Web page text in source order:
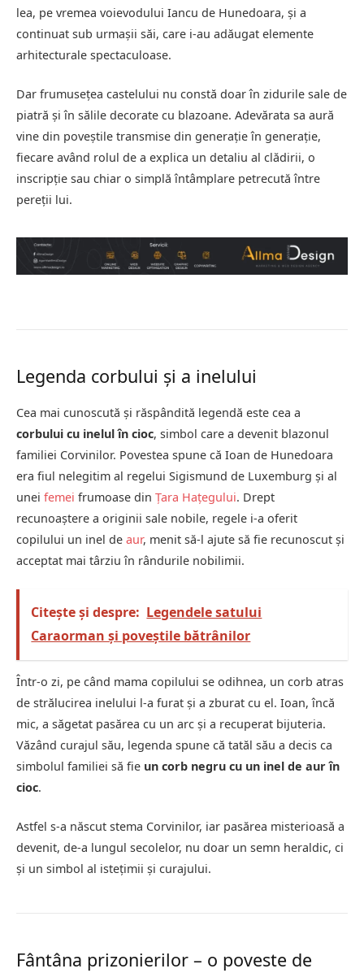
lea, pe vremea voievodului Iancu de Hunedoara, și a
continuat sub urmașii săi, care i-au adăugat elemente
arhitecturale spectaculoase.
Dar frumusețea castelului nu constă doar în zidurile sale de
piatră și în sălile decorate cu blazoane. Adevărata sa aură
vine din poveștile transmise din generație în generație,
fiecare având rolul de a explica un detaliu al clădirii, o
inscripție sau chiar o simplă întâmplare petrecută între
pereții lui.
Legenda corbului și a inelului
Cea mai cunoscută și răspândită legendă este cea a
corbului cu inelul în cioc, simbol care a devenit blazonul
familiei Corvinilor. Povestea spune că Ioan de Hunedoara
era fiul nelegitim al regelui Sigismund de Luxemburg și al
unei femei frumoase din Țara Hațegului. Drept
recunoaștere a originii sale nobile, regele i-a oferit
copilului un inel de aur, menit să-l ajute să fie recunoscut și
acceptat mai târziu în rândurile nobilimii.
Citește și despre: Legendele satului
Caraorman și poveștile bătrânilor
Într-o zi, pe când mama copilului se odihnea, un corb atras
de strălucirea inelului l-a furat și a zburat cu el. Ioan, încă
mic, a săgetat pasărea cu un arc și a recuperat bijuteria.
Văzând curajul său, legenda spune că tatăl său a decis ca
simbolul familiei să fie un corb negru cu un inel de aur în
cioc.
Astfel s-a născut stema Corvinilor, iar pasărea misterioasă a
devenit, de-a lungul secolelor, nu doar un semn heraldic, ci
și un simbol al istețimii și curajului.
Fântâna prizonierilor – o poveste de